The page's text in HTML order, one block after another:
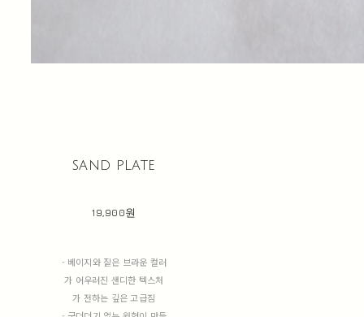
sand plate
19,900원
- 베이지와 짙은 브라운 컬러
가 어우러진 샌디한 텍스처
가 전하는 깊은 고급짐